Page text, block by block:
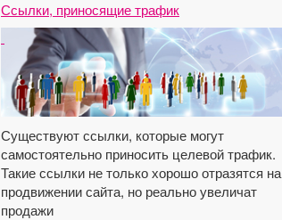
Ссылки, приносящие трафик
Существуют ссылки, которые могут
самостоятельно приносить целевой трафик.
Такие ссылки не только хорошо отразятся на
продвижении сайта, но реально увеличат
продажи